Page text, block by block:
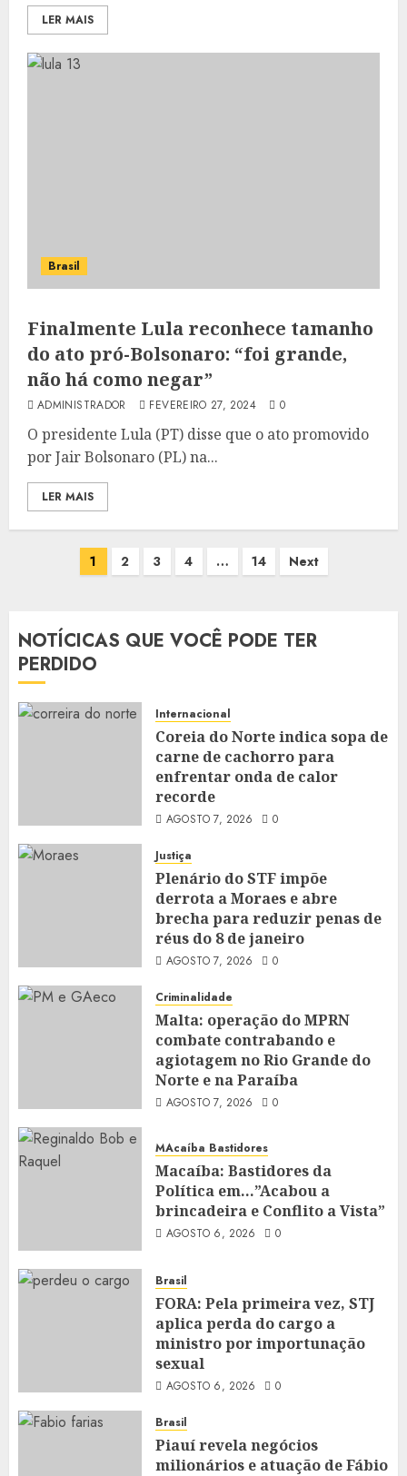
LER MAIS
Brasil
Finalmente Lula reconhece tamanho
do ato pró-Bolsonaro: “foi grande,
não há como negar”
ADMINISTRADOR FEVEREIRO 27, 2024 0
O presidente Lula (PT) disse que o ato promovido
por Jair Bolsonaro (PL) na...
LER MAIS
Paginação
1 2 3 4 … 14 Next
NOTÍCICAS QUE VOCÊ PODE TER
PERDIDO
Internacional
Coreia do Norte indica sopa de
carne de cachorro para
enfrentar onda de calor
recorde
AGOSTO 7, 2026 0
Justiça
Plenário do STF impõe
derrota a Moraes e abre
brecha para reduzir penas de
réus do 8 de janeiro
AGOSTO 7, 2026 0
Criminalidade
Malta: operação do MPRN
combate contrabando e
agiotagem no Rio Grande do
Norte e na Paraíba
AGOSTO 7, 2026 0
MAcaíba Bastidores
Macaíba: Bastidores da
Política em…”Acabou a
brincadeira e Conflito a Vista”
AGOSTO 6, 2026 0
Brasil
FORA: Pela primeira vez, STJ
aplica perda do cargo a
ministro por importunação
sexual
AGOSTO 6, 2026 0
Brasil
Piauí revela negócios
milionários e atuação de Fábio